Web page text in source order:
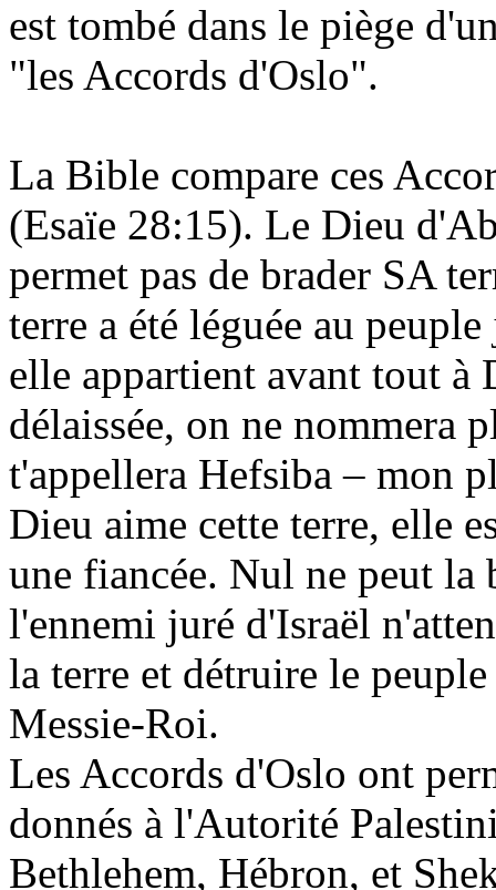
est tombé dans le piège
"les Accords d'Oslo".
La Bible compare ces
(Esaïe 28:15). Le Dieu
permet pas de brader SA
terre a été léguée au
elle appartient avant tout à
délaissée, on ne nommera
t'appellera Hefsiba – mon
Dieu aime cette terre, elle
une fiancée. Nul ne peut la
l'ennemi juré d'Israël
la terre et détruire le
Messie-Roi.
Les Accords d'Oslo ont
donnés à l'Autorité
Bethlehem, Hébron, et